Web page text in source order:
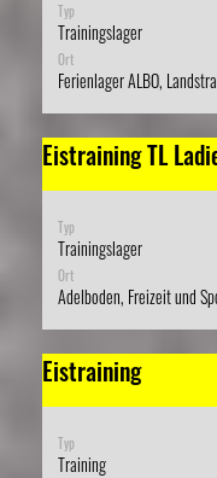
Typ
Trainingslager
Ort
Ferienlager ALBO,
Eistraining TL
Typ
Trainingslager
Ort
Adelboden, Freizeit und
Eistraining
Typ
Training